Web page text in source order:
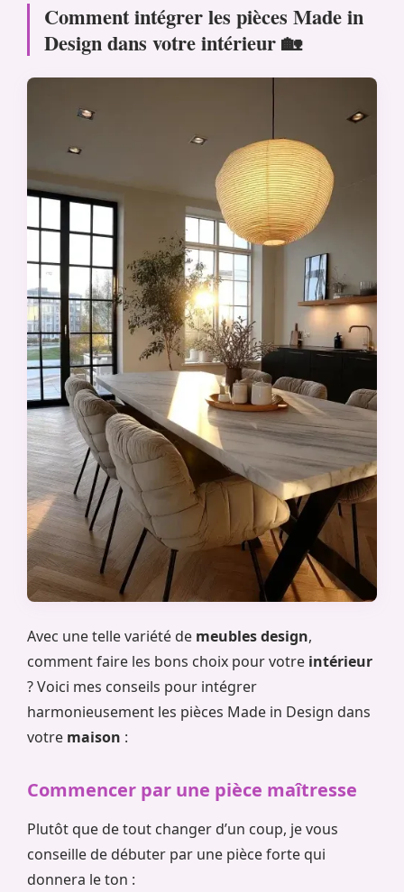
Comment intégrer les pièces Made in
Design dans votre intérieur 🏡
Avec une telle variété de meubles design,
comment faire les bons choix pour votre intérieur
? Voici mes conseils pour intégrer
harmonieusement les pièces Made in Design dans
votre maison :
Commencer par une pièce maîtresse
Plutôt que de tout changer d’un coup, je vous
conseille de débuter par une pièce forte qui
donnera le ton :